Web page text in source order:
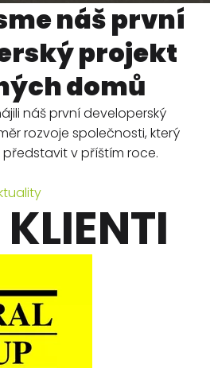
náš první
projekt
domů
náš první developerský
rozvoje společnosti, který
v příštím roce.